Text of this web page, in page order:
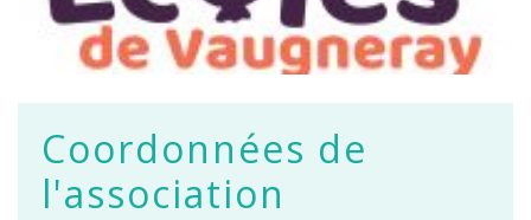
Coordonnées de
l'association